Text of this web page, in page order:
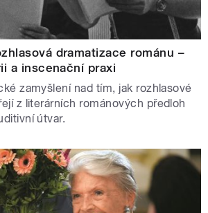
dramatizace románu –
a inscenační praxi
zamyšlení nad tím, jak rozhlasové
z literárních románových předloh
útvar.